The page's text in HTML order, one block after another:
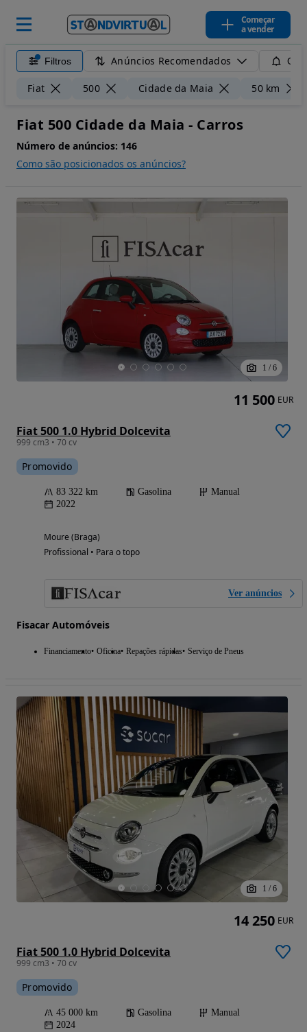
Começar
a vender
Filtros Anúncios Recomendados
Fiat 500 Cidade da Maia 50 km
Fiat 500 Cidade da Maia - Carros
Número de anúncios: 146
Como são posicionados os anúncios?
1 / 6
Fiat 500 1.0 Hybrid Dolcevita
999 cm3 • 70 cv
Promovido
83 322 km Gasolina
Manual
2022
Moure (Braga)
Profissional • Para o topo
Ver anúncios
Fisacar Automóveis
Financiamento Oficina Repações rápidas Serviço de Pneus
11 500 EUR
1 / 6
Fiat 500 1.0 Hybrid Dolcevita
999 cm3 • 70 cv
Promovido
45 000 km Gasolina
Manual
2024
14 250 EUR